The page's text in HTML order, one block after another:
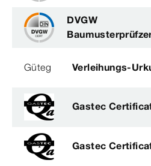
DVGW
Güteg Verleihungs-
Gastec
Gastec